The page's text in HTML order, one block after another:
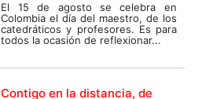
El 15 de agosto se celebra en
Colombia el día del maestro, de los
catedráticos y profesores. Es para
todos la ocasión de reflexionar...
Contigo en la distancia, de